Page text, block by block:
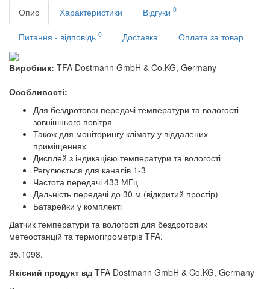
Опис
Характеристики Відгуки 0
Питання - відповідь 0 Доставка Оплата за товар
Виробник: TFA Dostmann GmbH & Co.KG, Germany
Особливості:
Для бездротової передачі температури та вологості
зовнішнього повітря
Також для моніторингу клімату у віддалених
приміщеннях
Дисплей з індикацією температури та вологості
Регулюється для каналів 1-3
Частота передачі 433 МГц
Дальність передачі до 30 м (відкритий простір)
Батарейки у комплекті
Датчик температури та вологості для бездротових
метеостанцій та термогігрометрів TFA:
35.1098.
Якісний продукт від TFA Dostmann GmbH & Co.KG, Germany